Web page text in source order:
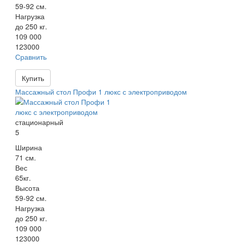
59-92 см.
Нагрузка
до 250 кг.
109 000
123000
Сравнить
Купить
Массажный стол Профи 1 люкс с электроприводом
стационарный
5
Ширина
71 см.
Вес
65кг.
Высота
59-92 см.
Нагрузка
до 250 кг.
109 000
123000